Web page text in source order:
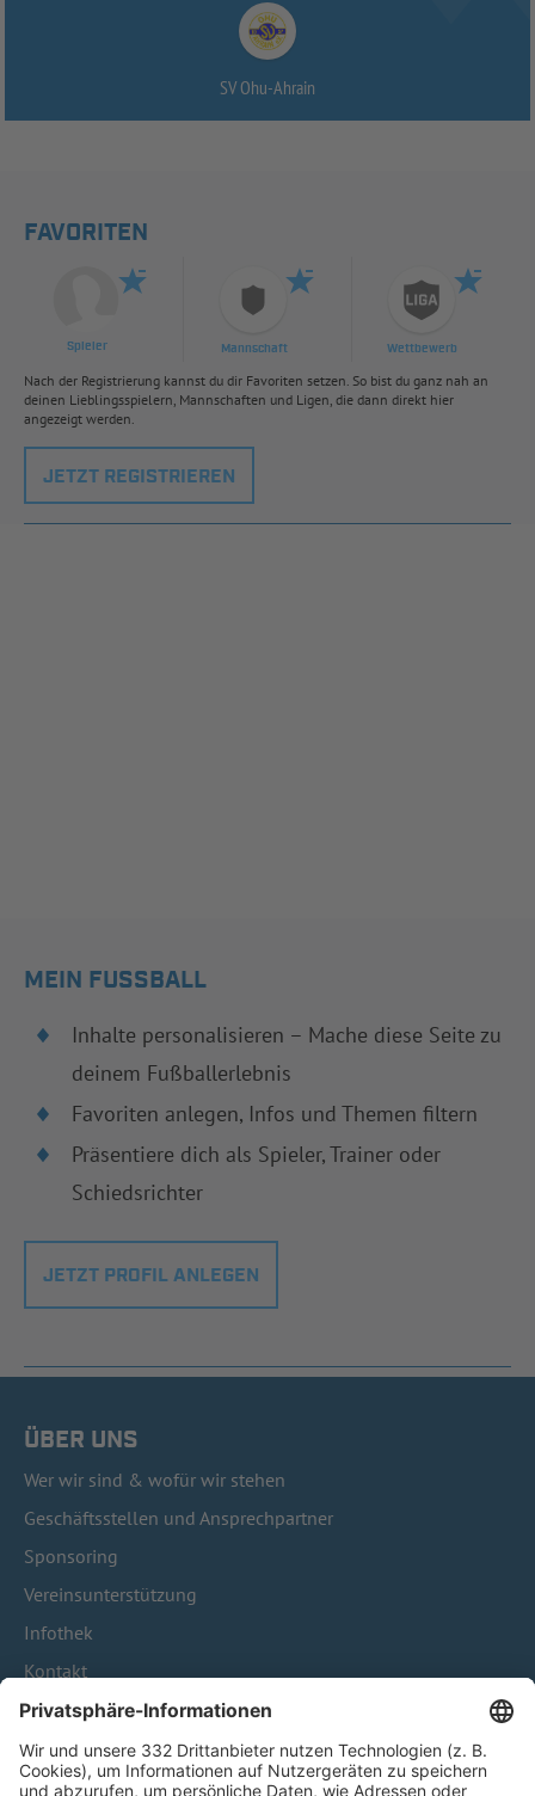
SV Ohu-Ahrain
FAVORITEN
Spieler Mannschaft Wettbewerb
Nach der Registrierung kannst du dir Favoriten setzen. So bist du ganz nah an
deinen Lieblingsspielern, Mannschaften und Ligen, die dann direkt hier
angezeigt werden.
JETZT REGISTRIEREN
MEIN FUSSBALL
Inhalte personalisieren – Mache diese Seite zu
deinem Fußballerlebnis
Favoriten anlegen, Infos und Themen filtern
Präsentiere dich als Spieler, Trainer oder
Schiedsrichter
JETZT PROFIL ANLEGEN
ÜBER UNS
Wer wir sind & wofür wir stehen
Geschäftsstellen und Ansprechpartner
Sponsoring
Vereinsunterstützung
Infothek
Kontakt
HÄUFIG BESUCHTE SEITEN
Pässe und Vereinswechsel